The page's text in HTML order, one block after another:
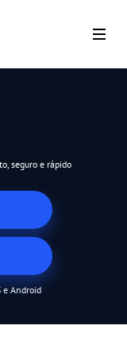
seguro e rápido
e Android